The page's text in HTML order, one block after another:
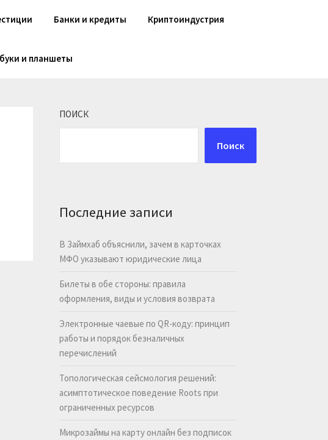
Банки и кредиты Криптоиндустрия
и планшеты
ПОИСК
Поиск
Последние записи
В Займхаб объяснили, зачем в карточках
МФО указывают юридические лица
Билеты в обе стороны: правила
оформления, виды и условия возврата
Электронные чаевые по QR-коду: принцип
работы и порядок безналичных
перечислений
Топологическая сейсмология решений:
асимптотическое поведение Roots при
ограниченных ресурсов
Микрозаймы на карту онлайн без подписок